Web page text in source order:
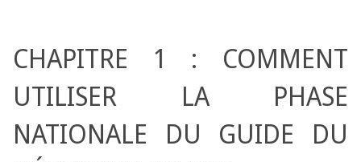
CHAPITRE 1 : COMMENT
UTILISER LA PHASE
NATIONALE DU GUIDE DU